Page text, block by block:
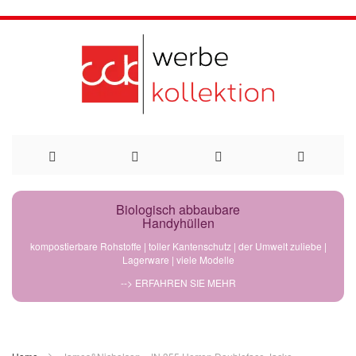
Direkt
Biologisch abbaubare
Handyhüllen
kompostierbare Rohstoffe | toller Kantenschutz | der Umwelt zuliebe |
Lagerware | viele Modelle
--> ERFAHREN SIE MEHR